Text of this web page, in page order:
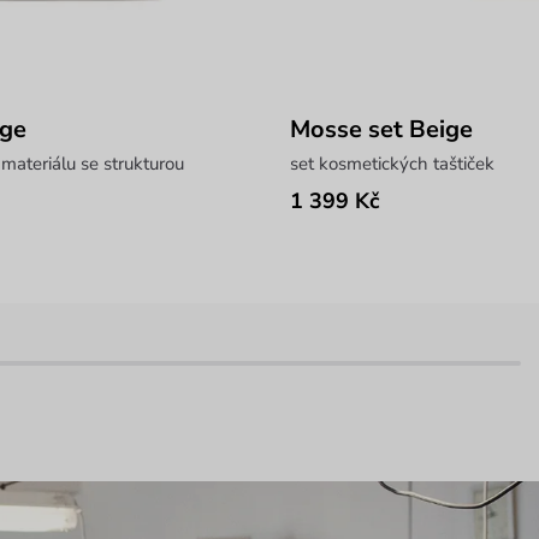
se strukturou
Mosse set Beige
set kosmetických taštiček
1 399 Kč